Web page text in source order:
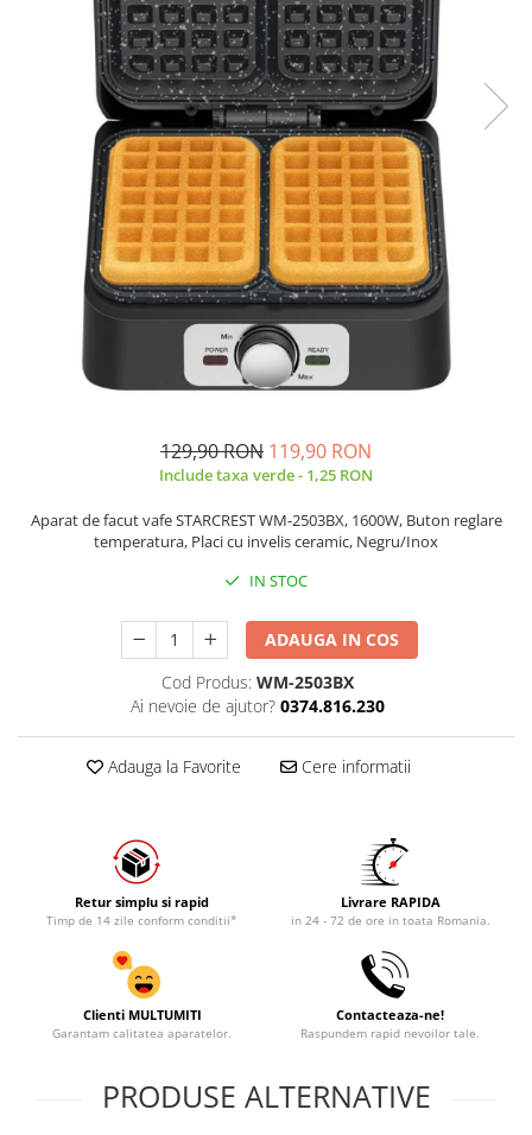
Robot de bucătărie
Sandwich maker
Fier de călcat
Dispozitive smart home
129,90 RON 119,90 RON
Include taxa verde - 1,25 RON
Aparat de facut vafe STARCREST WM-2503BX, 1600W, Buton reglare
temperatura, Placi cu invelis ceramic, Negru/Inox
IN STOC
ADAUGA IN COS
Cod Produs: WM-2503BX
Ai nevoie de ajutor? 0374.816.230
Adauga la Favorite Cere informatii
Retur simplu si rapid
Timp de 14 zile conform conditii*
Livrare RAPIDA
in 24 - 72 de ore in toata Romania.
Clienti MULTUMITI
Garantam calitatea aparatelor.
Contacteaza-ne!
Raspundem rapid nevoilor tale.
PRODUSE ALTERNATIVE